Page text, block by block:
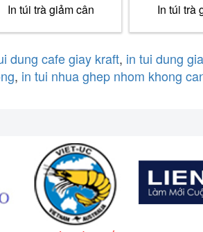
In túi trà giảm cân In túi trà
dung cafe giay kraft, in tui dung
, in tui nhua ghep nhom khong